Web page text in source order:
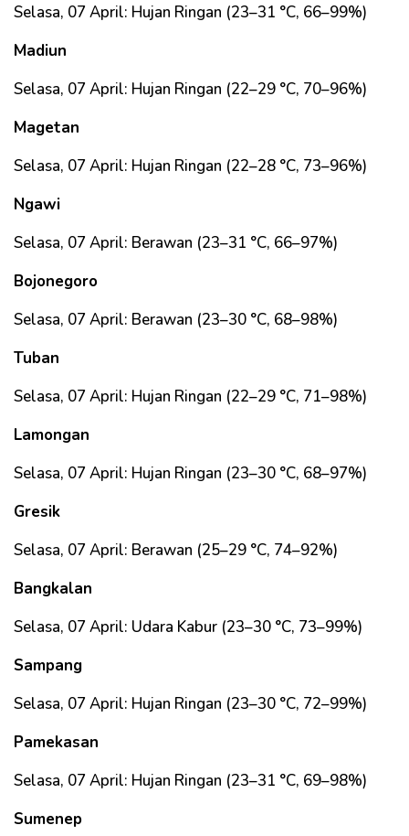
Selasa, 07 April: Hujan Ringan (23–31 °C, 66–99%)
Madiun
Selasa, 07 April: Hujan Ringan (22–29 °C, 70–96%)
Magetan
Selasa, 07 April: Hujan Ringan (22–28 °C, 73–96%)
Ngawi
Selasa, 07 April: Berawan (23–31 °C, 66–97%)
Bojonegoro
Selasa, 07 April: Berawan (23–30 °C, 68–98%)
Tuban
Selasa, 07 April: Hujan Ringan (22–29 °C, 71–98%)
Lamongan
Selasa, 07 April: Hujan Ringan (23–30 °C, 68–97%)
Gresik
Selasa, 07 April: Berawan (25–29 °C, 74–92%)
Bangkalan
Selasa, 07 April: Udara Kabur (23–30 °C, 73–99%)
Sampang
Selasa, 07 April: Hujan Ringan (23–30 °C, 72–99%)
Pamekasan
Selasa, 07 April: Hujan Ringan (23–31 °C, 69–98%)
Sumenep